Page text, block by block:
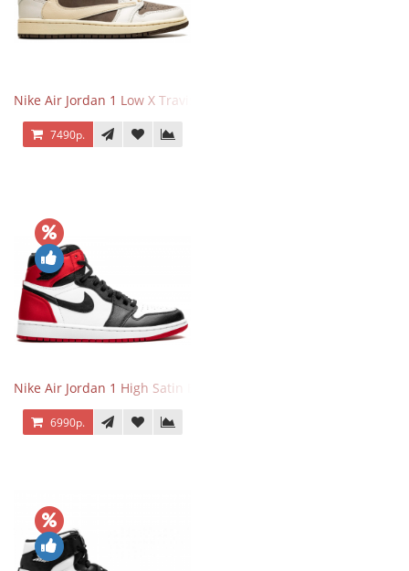
Nike Air Jordan 1 Low X Travis Scott Reverse Mocha
7490р.
Nike Air Jordan 1 High Satin Black Toe
6990р.